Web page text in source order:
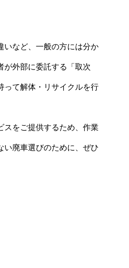
いなど、一般の方には分か
が外部に委託する「取次
って解体・リサイクルを行
スをご提供するため、作業
い廃車選びのために、ぜひ